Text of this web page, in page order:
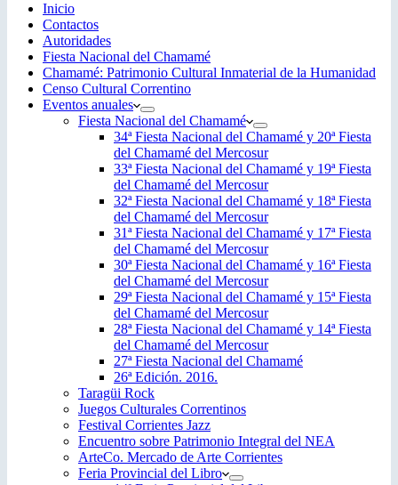
Inicio
Contactos
Autoridades
Fiesta Nacional del Chamamé
Chamamé: Patrimonio Cultural Inmaterial de la Humanidad
Censo Cultural Correntino
Eventos anuales
Fiesta Nacional del Chamamé
34ª Fiesta Nacional del Chamamé y 20ª Fiesta
del Chamamé del Mercosur
33ª Fiesta Nacional del Chamamé y 19ª Fiesta
del Chamamé del Mercosur
32ª Fiesta Nacional del Chamamé y 18ª Fiesta
del Chamamé del Mercosur
31ª Fiesta Nacional del Chamamé y 17ª Fiesta
del Chamamé del Mercosur
30ª Fiesta Nacional del Chamamé y 16ª Fiesta
del Chamamé del Mercosur
29ª Fiesta Nacional del Chamamé y 15ª Fiesta
del Chamamé del Mercosur
28ª Fiesta Nacional del Chamamé y 14ª Fiesta
del Chamamé del Mercosur
27ª Fiesta Nacional del Chamamé
26ª Edición. 2016.
Taragüi Rock
Juegos Culturales Correntinos
Festival Corrientes Jazz
Encuentro sobre Patrimonio Integral del NEA
ArteCo. Mercado de Arte Corrientes
Feria Provincial del Libro